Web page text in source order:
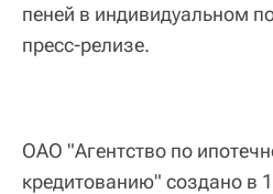
пеней в индивидуальном
пресс-релизе.
ОАО "Агентство по
кредитованию" создано в